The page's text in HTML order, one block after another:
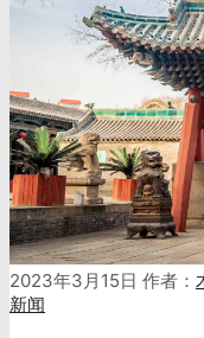
2023年3月15日 作者：
新闻